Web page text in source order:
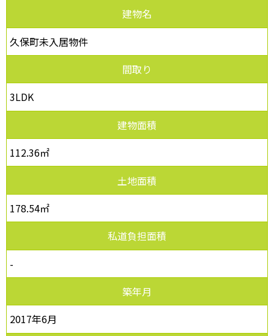
建物名
久保町未入居物件
間取り
3LDK
建物面積
112.36㎡
土地面積
178.54㎡
私道負担面積
-
築年月
2017年6月